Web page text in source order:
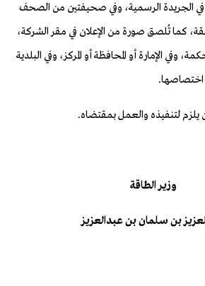
في الجريدة الرسمية، وفي صحيفتين من الصحف
كما تُلصق صورة من الإعلان في مقر الشركة،
وفي الإمارة أو المحافظة أو المركز، وفي البلدية
اختصاصها.
يلزم لتنفيذه والعمل بمقتضاه.
وزير الطاقة
بن سلمان بن عبدالعزيز